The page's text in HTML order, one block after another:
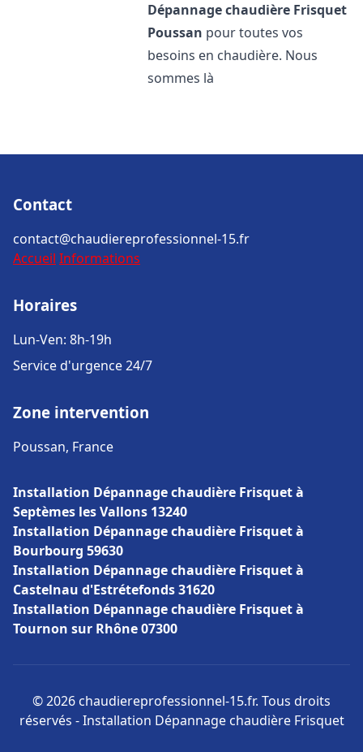
Dépannage chaudière Frisquet
Poussan pour toutes vos
besoins en chaudière. Nous
sommes là
Contact
contact@chaudiereprofessionnel-15.fr
Accueil Informations
Horaires
Lun-Ven: 8h-19h
Service d'urgence 24/7
Zone intervention
Poussan, France
Installation Dépannage chaudière Frisquet à
Septèmes les Vallons 13240
Installation Dépannage chaudière Frisquet à
Bourbourg 59630
Installation Dépannage chaudière Frisquet à
Castelnau d'Estrétefonds 31620
Installation Dépannage chaudière Frisquet à
Tournon sur Rhône 07300
© 2026 chaudiereprofessionnel-15.fr. Tous droits
réservés - Installation Dépannage chaudière Frisquet